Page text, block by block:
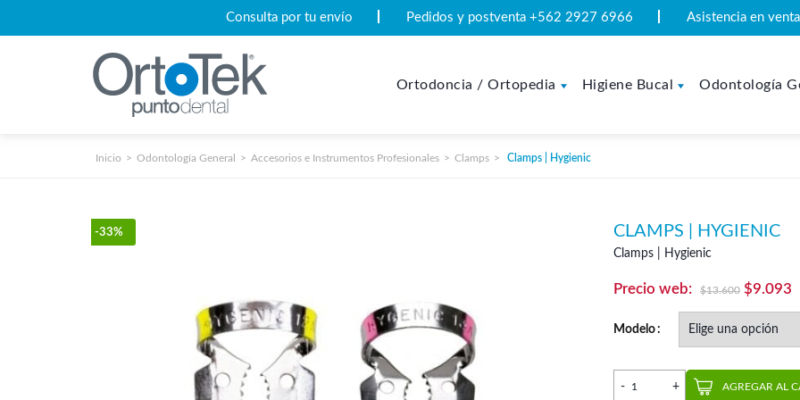
Consulta por tu envío Pedidos y postventa +562 2927 6966 Asistencia en
Ortodoncia / Ortopedia Higiene Bucal Odontología
Inicio Odontología General Accesorios e Instrumentos Profesionales Clamps Clamps | Hygienic
-33% CLAMPS | HYGIENIC
Clamps | Hygienic
$13.600 El
precio
original
$9.093
Modelo
Clamps | Hygienic cantidad
AGREGAR AL